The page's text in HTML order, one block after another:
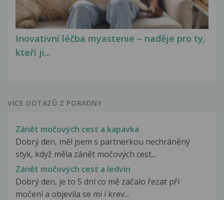
Inovativní léčba myastenie – naděje pro ty,
kteří ji...
VÍCE DOTAZŮ Z PORADNY
Zánět močových cest a kapavka
Dobrý den, měl jsem s partnerkou nechráněný
styk, když měla zánět močových cest...
Zánět močových cest a ledvin
Dobrý den, je to 5 dní co mě začalo řezat při
močení a objevila se mi i krev...